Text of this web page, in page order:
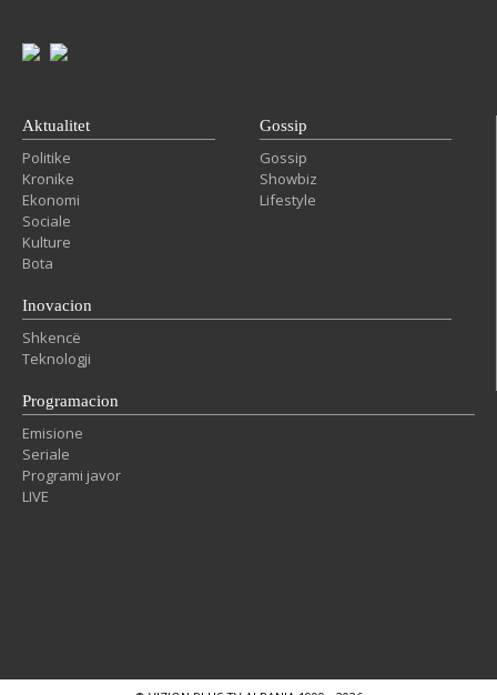
Aktualitet
Politike
Kronike
Ekonomi
Sociale
Kulture
Bota
Gossip
Gossip
Showbiz
Lifestyle
Inovacion
Shkencë
Teknologji
Programacion
Emisione
Seriale
Programi javor
LIVE